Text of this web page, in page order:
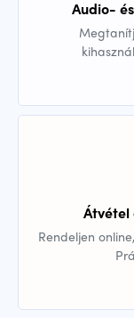
Audio-
Átvétel
Rendeljen